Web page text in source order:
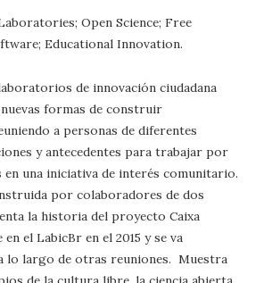
Open Science; Free
Educational Innovation.
de innovación ciudadana
formas de construir
a personas de diferentes
y antecedentes para trabajar por
una iniciativa de interés comunitario.
por colaboradores de dos
la historia del proyecto Caixa
en el LabicBr en el 2015 y se va
lo largo de otras reuniones. Muestra